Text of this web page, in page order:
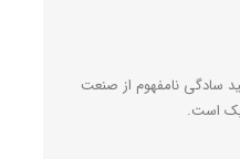
سادگی نامفهوم از صنعت
است.